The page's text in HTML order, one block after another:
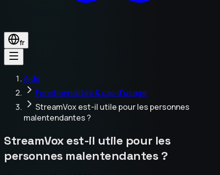
fr
Aide
Fonctionnalités & cas d'usage
StreamVox est-il utile pour les personnes
malentendantes ?
StreamVox est-il utile pour les
personnes malentendantes ?